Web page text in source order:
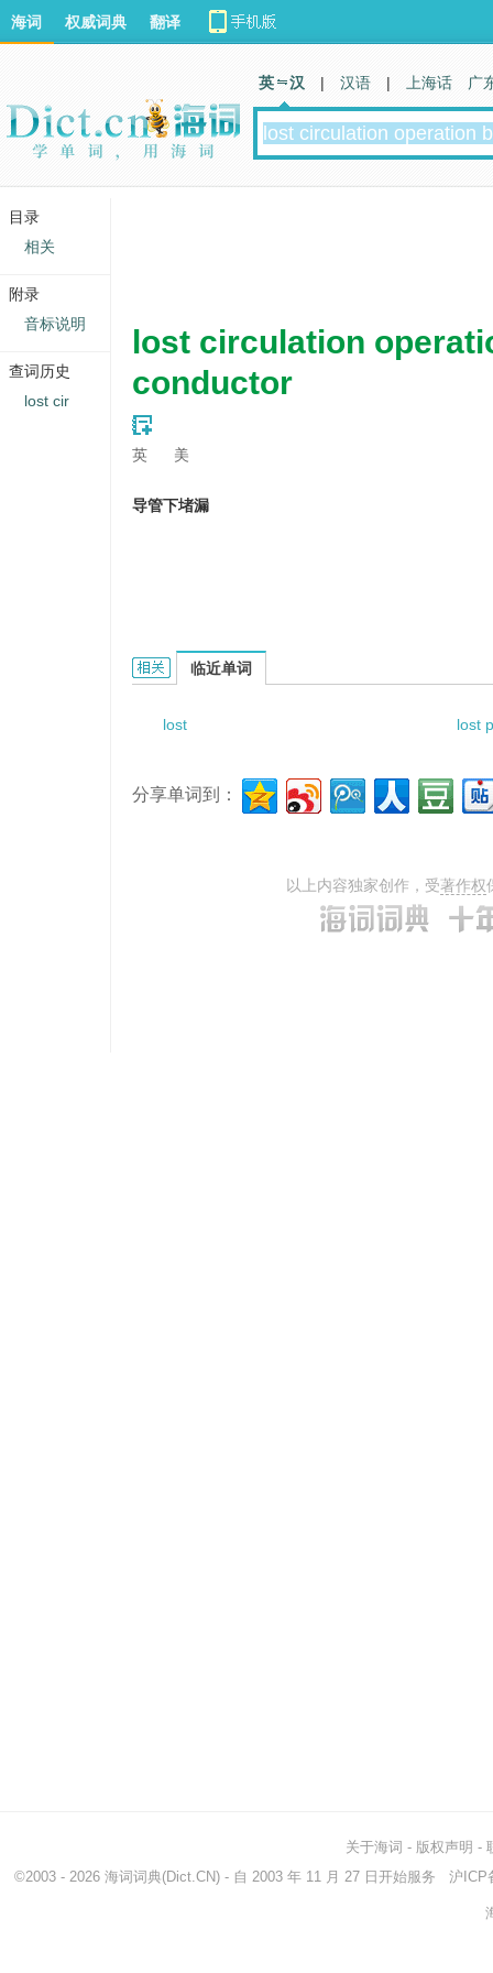
lost circulation
conductor
英 美
导管下堵漏
lost circulation operation below conductor的相
临近单词
lost lost
分享单词到：
以上内容独家创作，受著作权
海词 权威词典 翻译
英 汉 | 汉语 | 上海话 广
关于海词 - 版权声明 -
©2003 - 2026 海词词典(Dict.CN) - 自 2003 年 11 月 27 日开始服务 沪ICP
目录
相关
附录
音标说明
查词历史
lost cir